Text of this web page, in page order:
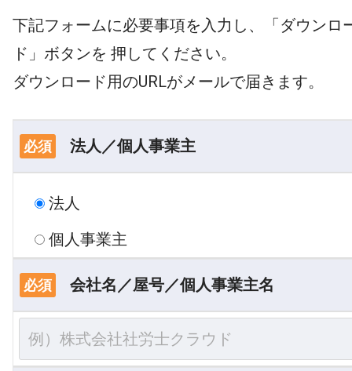
下記フォームに必要事項を入力し、「ダウンロ
ド」ボタンを 押してください。
ダウンロード用のURLがメールで届きます。
必須 法人／個人事業主
法人
個人事業主
必須 会社名／屋号／個人事業主名